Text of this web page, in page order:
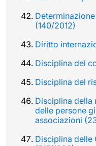
(140/2012)
Diritto
Disciplina del
Disciplina del
Disciplina della
delle persone
associazioni
Disciplina delle